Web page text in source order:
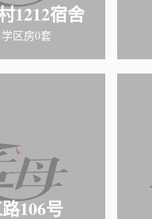
1212宿舍
区房0套
106号